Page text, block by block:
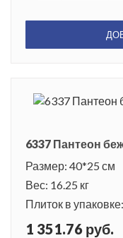
6337 Пантеон
Размер: 40*25 см
Вес: 16.25 кг
Плиток в
1 351.76 руб.